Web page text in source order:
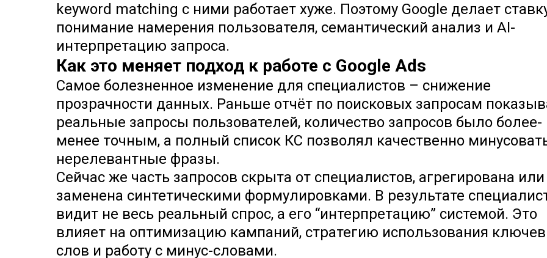
keyword matching с ними работает хуже. Поэтому Google делает
понимание намерения пользователя, семантический анализ и AI-
интерпретацию запроса.
Как это меняет подход к работе с Google Ads
Самое болезненное изменение для специалистов – снижение
прозрачности данных. Раньше отчёт по поисковых запросам
реальные запросы пользователей, количество запросов было более-
менее точным, а полный список КС позволял качественно
нерелевантные фразы.
Сейчас же часть запросов скрыта от специалистов, агрегирована или
заменена синтетическими формулировками. В результате
видит не весь реальный спрос, а его “интерпретацию” системой. Это
влияет на оптимизацию кампаний, стратегию использования
слов и работу с минус-словами.